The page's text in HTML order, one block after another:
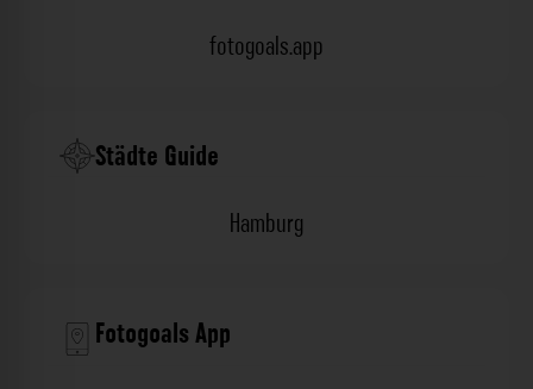
fotogoals.app
Städte Guide
Hamburg
Fotogoals App